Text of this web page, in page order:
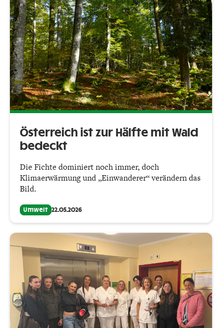
Österreich ist zur Hälfte mit Wald
bedeckt
Die Fichte dominiert noch immer, doch
Klimaerwärmung und „Einwanderer“ verändern das
Bild.
Umwelt 22.05.2026